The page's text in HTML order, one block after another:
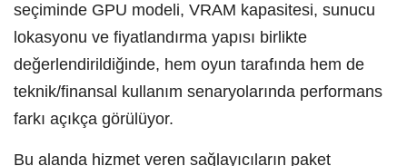
seçiminde GPU modeli, VRAM kapasitesi, sunucu
lokasyonu ve fiyatlandırma yapısı birlikte
değerlendirildiğinde, hem oyun tarafında hem de
teknik/finansal kullanım senaryolarında performans
farkı açıkça görülüyor.
Bu alanda hizmet veren sağlayıcıların paket